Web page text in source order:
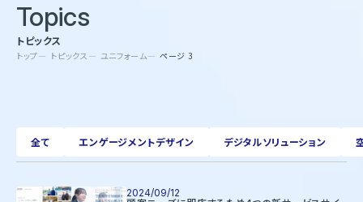
事業について
エピソード
サステナビリティ
企業情報
トップ トピックス ユニフォーム ページ 3
Topics
トピックス
全て エンゲージメントデザイン デジタルソリューション
2024/09/12